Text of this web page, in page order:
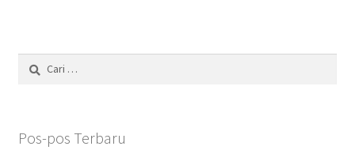
Cari
untuk:
Pos-pos Terbaru